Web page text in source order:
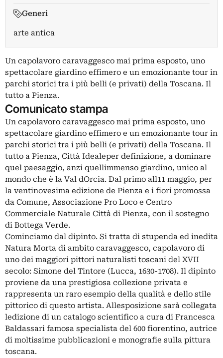
Generi
arte antica
Un capolavoro caravaggesco mai prima esposto, uno
spettacolare giardino effimero e un emozionante tour in
parchi storici tra i più belli (e privati) della Toscana. Il
tutto a Pienza.
Comunicato stampa
Un capolavoro caravaggesco mai prima esposto, uno
spettacolare giardino effimero e un emozionante tour in
parchi storici tra i più belli (e privati) della Toscana. Il
tutto a Pienza, Città Idealeper definizione, a dominare
quel paesaggio, anzi quellimmenso giardino, unico al
mondo che è la Val dOrcia. Dal primo all11 maggio, per
la ventinovesima edizione de Pienza e i fiori promossa
da Comune, Associazione Pro Loco e Centro
Commerciale Naturale Città di Pienza, con il sostegno
di Bottega Verde.
Cominciamo dal dipinto. Si tratta di stupenda ed inedita
Natura Morta di ambito caravaggesco, capolavoro di
uno dei maggiori pittori naturalisti toscani del XVII
secolo: Simone del Tintore (Lucca, 1630-1708). Il dipinto
proviene da una prestigiosa collezione privata e
rappresenta un raro esempio della qualità e dello stile
pittorico di questo artista. Allesposizione sarà collegata
ledizione di un catalogo scientifico a cura di Francesca
Baldassari famosa specialista del 600 fiorentino, autrice
di moltissime pubblicazioni e monografie sulla pittura
toscana.